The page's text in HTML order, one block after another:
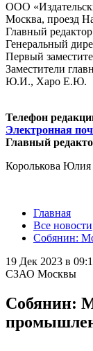
ООО
Москва, проезд
Главный
Генеральный
Первый
Заместители
Ю.И., Харо Е.Ю.
Телефон
Электронная
Главный
Королькова Юлия
Главная
Все новости
Собянин:
19 Дек 2023 в
СЗАО Москвы
Собянин: